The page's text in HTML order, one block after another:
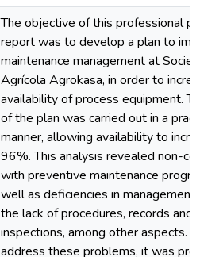
The objective of this professional
report was to develop a plan to
maintenance management at
Agrícola Agrokasa, in order to
availability of process equipment.
of the plan was carried out in a
manner, allowing availability to
96%. This analysis revealed non-
with preventive maintenance
well as deficiencies in management
the lack of procedures, records and
inspections, among other aspects.
address these problems, it was